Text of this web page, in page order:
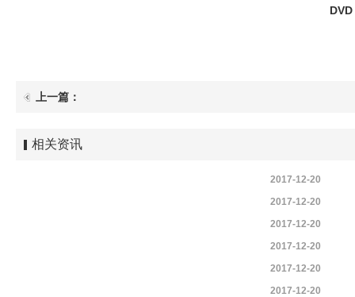
DVD
上一篇：
相关资讯
2017-12-20
2017-12-20
2017-12-20
2017-12-20
2017-12-20
2017-12-20